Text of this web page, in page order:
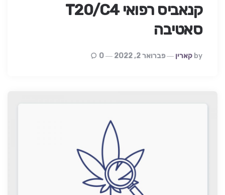
קנאביס רפואי T20/C4
סאטיבה
Posted
By
By קארין פברואר 2, 2022 0